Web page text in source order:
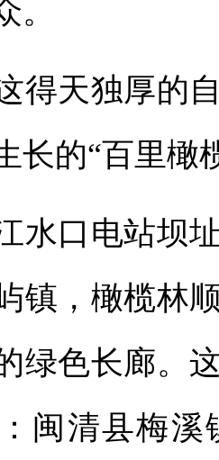
。
天独厚的自
长的“百里橄
口电站坝址
镇，橄榄林
绿色长廊。
闽清县梅